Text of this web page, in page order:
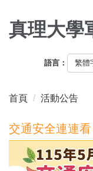
到
主
區
真理大學
語言：
首頁 活動公告
交通安全連連